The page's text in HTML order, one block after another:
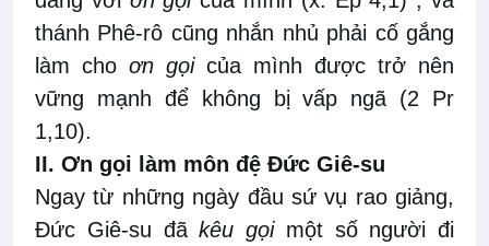
thánh Phê-rô cũng nhắn nhủ phải cố gắng
làm cho ơn gọi của mình được trở nên
vững mạnh để không bị vấp ngã (2 Pr
1,10).
II. Ơn gọi làm môn đệ Đức Giê-su
Ngay từ những ngày đầu sứ vụ rao giảng,
Đức Giê-su đãkêu gọimột số người đi